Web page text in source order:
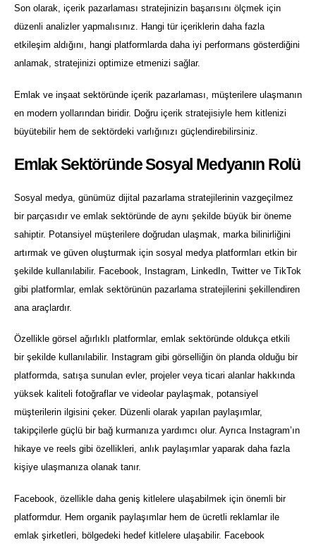
Son olarak, içerik pazarlaması stratejinizin başarısını ölçmek için
düzenli analizler yapmalısınız. Hangi tür içeriklerin daha fazla
etkileşim aldığını, hangi platformlarda daha iyi performans gösterdiğini
anlamak, stratejinizi optimize etmenizi sağlar.
Emlak ve inşaat sektöründe içerik pazarlaması, müşterilere ulaşmanın
en modern yollarından biridir. Doğru içerik stratejisiyle hem kitlenizi
büyütebilir hem de sektördeki varlığınızı güçlendirebilirsiniz.
Emlak Sektöründe Sosyal Medyanın Rolü
Sosyal medya, günümüz dijital pazarlama stratejilerinin vazgeçilmez
bir parçasıdır ve emlak sektöründe de aynı şekilde büyük bir öneme
sahiptir. Potansiyel müşterilere doğrudan ulaşmak, marka bilinirliğini
artırmak ve güven oluşturmak için sosyal medya platformları etkin bir
şekilde kullanılabilir. Facebook, Instagram, LinkedIn, Twitter ve TikTok
gibi platformlar, emlak sektörünün pazarlama stratejilerini şekillendiren
ana araçlardır.
Özellikle görsel ağırlıklı platformlar, emlak sektöründe oldukça etkili
bir şekilde kullanılabilir. Instagram gibi görselliğin ön planda olduğu bir
platformda, satışa sunulan evler, projeler veya ticari alanlar hakkında
yüksek kaliteli fotoğraflar ve videolar paylaşmak, potansiyel
müşterilerin ilgisini çeker. Düzenli olarak yapılan paylaşımlar,
takipçilerle güçlü bir bağ kurmanıza yardımcı olur. Ayrıca Instagram’ın
hikaye ve reels gibi özellikleri, anlık paylaşımlar yaparak daha fazla
kişiye ulaşmanıza olanak tanır.
Facebook, özellikle daha geniş kitlelere ulaşabilmek için önemli bir
platformdur. Hem organik paylaşımlar hem de ücretli reklamlar ile
emlak şirketleri, bölgedeki hedef kitlelere ulaşabilir. Facebook